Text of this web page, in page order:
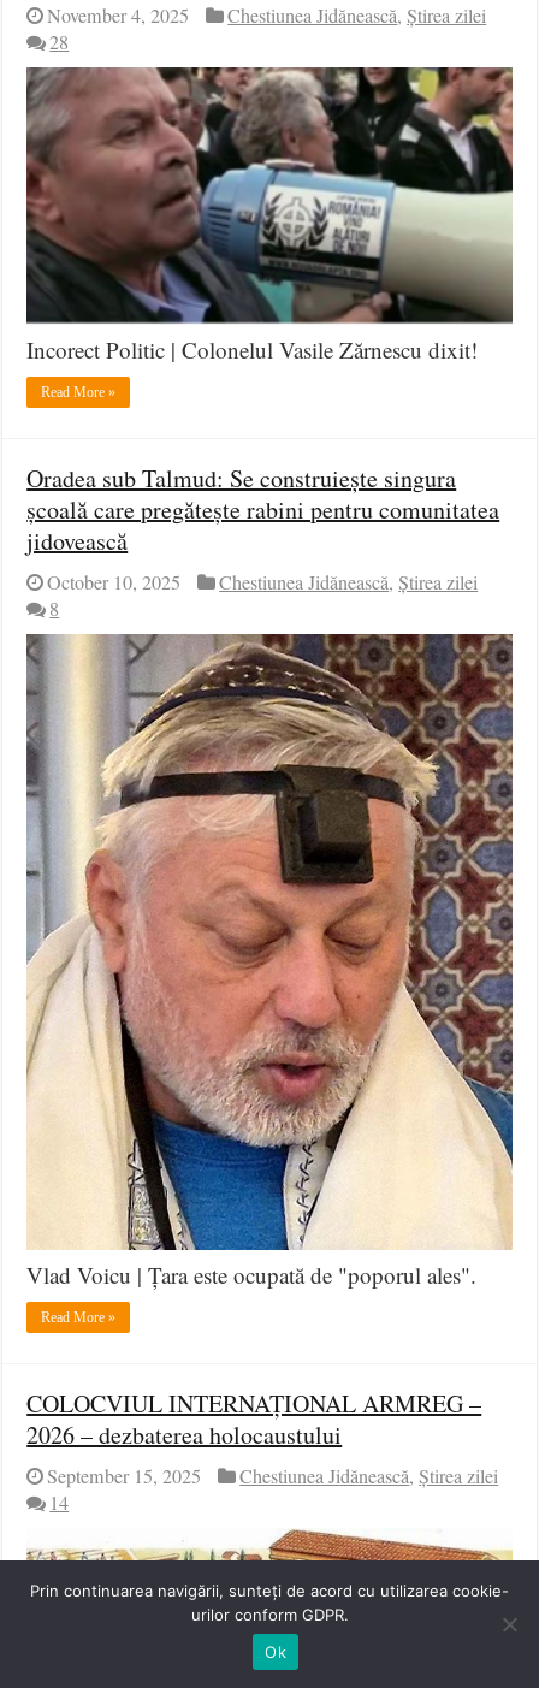
November 4, 2025 Chestiunea Jidănească,Știrea zilei
28
Incorect Politic | Colonelul Vasile Zărnescu dixit!
Read More »
Oradea sub Talmud: Se construiește singura
școală care pregătește rabini pentru comunitatea
jidovească
October 10, 2025 Chestiunea Jidănească,Știrea zilei
8
Vlad Voicu | Țara este ocupată de "poporul ales".
Read More »
COLOCVIUL INTERNAȚIONAL ARMREG –
2026 – dezbaterea holocaustului
September 15, 2025 Chestiunea Jidănească,Știrea zilei
14
Prin continuarea navigării, sunteți de acord cu utilizarea cookie-
urilor conform GDPR.
Ok